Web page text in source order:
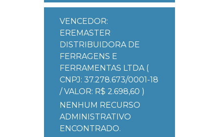
VENCEDOR:
EREMASTER
DISTRIBUIDORA DE
FERRAGENS E
FERRAMENTAS LTDA (
CNPJ: 37.278.673/0001-18
/ VALOR: R$ 2.698,60 )
NENHUM RECURSO
ADMINISTRATIVO
ENCONTRADO.